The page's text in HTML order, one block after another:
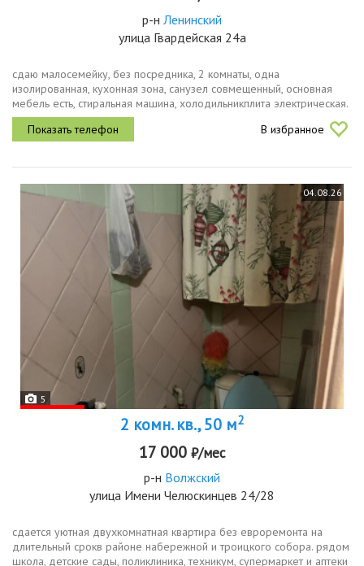
р-н Ленинский
улица Гвардейская 24а
сдаю малосемейку, без посредника, 2 комнаты, одна
изолированная, кухонная зона, санузел совмещенный, основная
мебель есть, стиральная машина, холодильникплита электрическая.
район 6 дачная, хорошая локация, остановка рядом, школа, сады,
магазины,...
В избранное
04.08.26
5
2 комн. кв., 50 м2
17 000 ₽/мес
р-н Волжский
улица Имени Челюскинцев 24/28
сдается уютная двухкомнатная квартира без евроремонта на
длительный срокв районе набережной и троицкого собора. рядом
школа, детские сады, поликлиника, техникум, супермаркет и аптеки